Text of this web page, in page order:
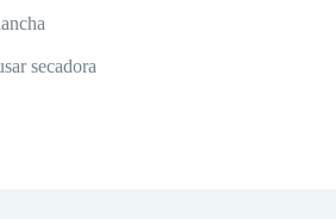
secadora